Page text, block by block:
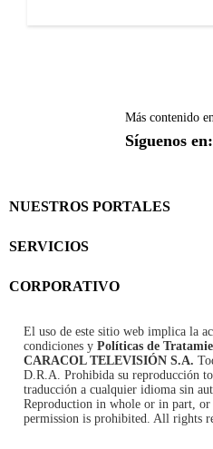
Más contenido en
Síguenos en:
NUESTROS PORTALES
SERVICIOS
CORPORATIVO
El uso de este sitio web implica la
condiciones y Políticas de
CARACOL TELEVISIÓN S.A.
D.R.A. Prohibida su reproducción
traducción a cualquier idioma sin
Reproduction in whole or in part,
permission is prohibited. All rights